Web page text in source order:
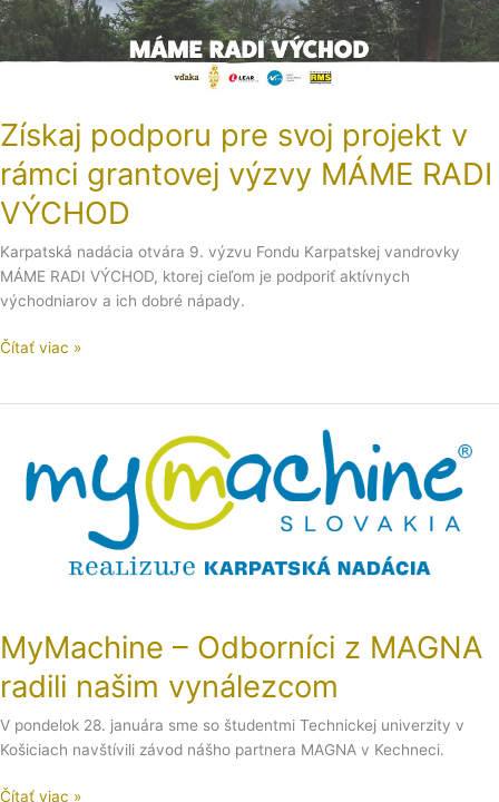
Získaj podporu pre svoj projekt v
rámci grantovej výzvy MÁME RADI
VÝCHOD
Karpatská nadácia otvára 9. výzvu Fondu Karpatskej vandrovky
MÁME RADI VÝCHOD, ktorej cieľom je podporiť aktívnych
východniarov a ich dobré nápady.
svoj
projekt
v
výzvy
MÁME
RADI
VÝCHOD
Čítať viac »
MyMachine – Odborníci z MAGNA
radili našim vynálezcom
V pondelok 28. januára sme so študentmi Technickej univerzity v
Košiciach navštívili závod nášho partnera MAGNA v Kechneci.
Odborníci
Čítať viac »